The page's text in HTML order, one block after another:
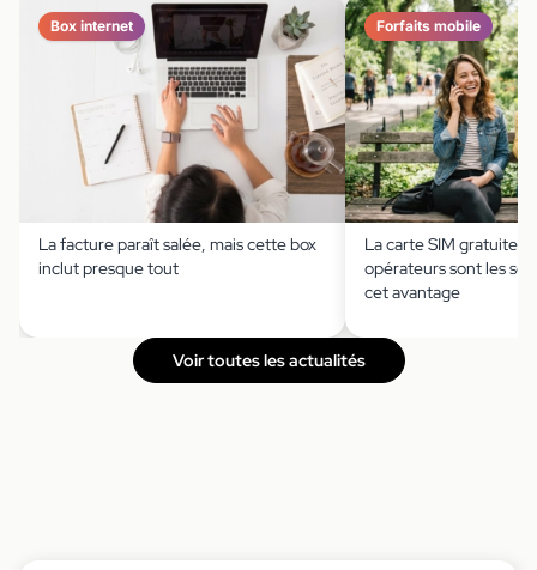
Box internet
La facture paraît salée, mais cette box
inclut presque tout
Forfaits mobile
La carte SIM gratuite ?
opérateurs sont les
cet avantage
Voir toutes les actualités